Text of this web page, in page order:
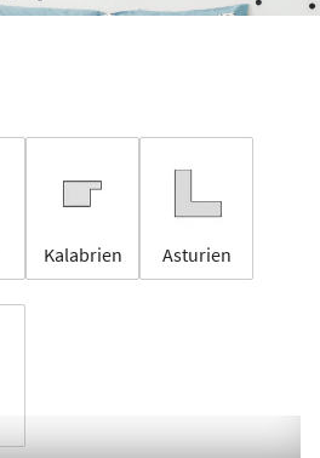
Kalabrien Asturien